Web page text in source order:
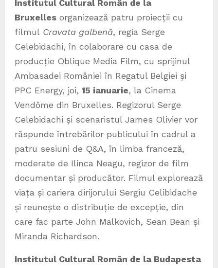
Institutul Cultural Român de la
Bruxelles organizează patru proiecții cu
filmul Cravata galbenă, regia Serge
Celebidachi, în colaborare cu casa de
producție Oblique Media Film, cu sprijinul
Ambasadei României în Regatul Belgiei și
PPC Energy, joi, 15 ianuarie, la Cinema
Vendôme din Bruxelles. Regizorul Serge
Celebidachi și scenaristul James Olivier vor
răspunde întrebărilor publicului în cadrul a
patru sesiuni de Q&A, în limba franceză,
moderate de Ilinca Neagu, regizor de film
documentar și producător. Filmul explorează
viața și cariera dirijorului Sergiu Celibidache
și reunește o distribuție de excepție, din
care fac parte John Malkovich, Sean Bean și
Miranda Richardson.
Institutul Cultural Român de la Budapesta